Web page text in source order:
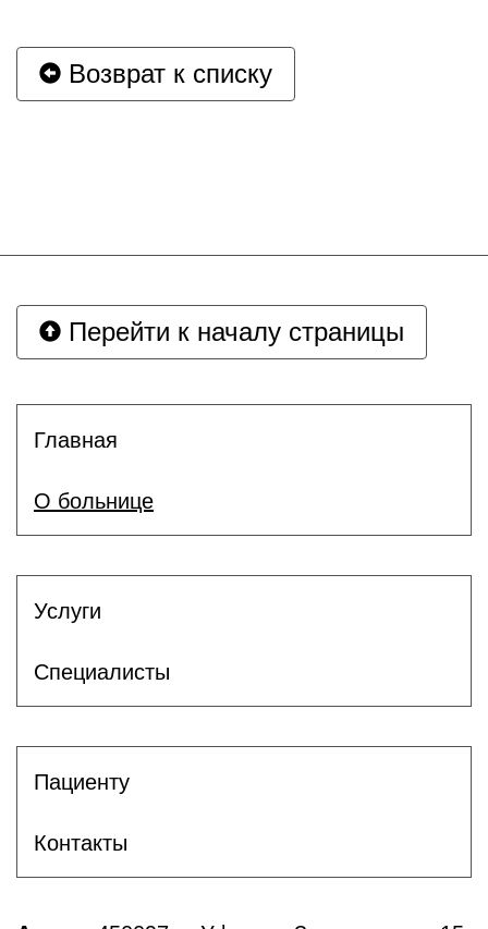
Возврат к списку
Перейти к началу страницы
Главная
О больнице
Услуги
Специалисты
Пациенту
Контакты